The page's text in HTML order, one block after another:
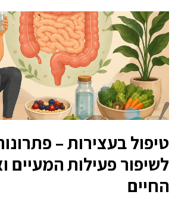
טיפול בעצירות –
לשיפור פעילות המעיים
החיים